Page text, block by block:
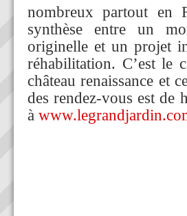
nombreux partout en
synthèse entre un
originelle et un projet
réhabilitation. C’est le
château renaissance et
des rendez-vous est de
à